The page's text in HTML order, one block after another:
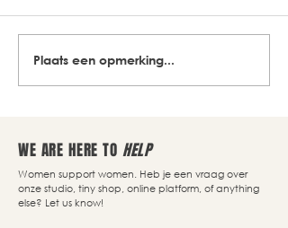
Plaats een opmerking...
WE ARE HERE TO HELP
Women support women. Heb je een vraag over
onze studio, tiny shop, online platform, of anything
else? Let us know!